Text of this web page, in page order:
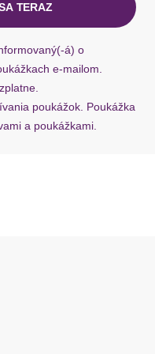
mit Gummizug
gerader Abschluss
TERAZ
á) o
e-mailom.
poukážok. Poukážka
a poukážkami.